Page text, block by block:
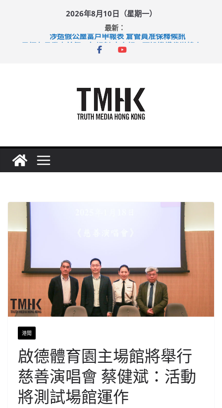
2026年8月10日（星期一）
最新：
涉造假公屋富戶申報表 倉管員准保釋候訊
港聞
啟德體育園主場館將舉行
慈善演唱會 蔡健斌：活動
將測試場館運作